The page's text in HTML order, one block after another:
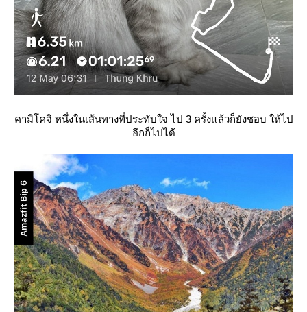
คามิโคจิ หนึ่งในเส้นทางที่ประทับใจ ไป 3 ครั้งแล้วก็ยังชอบ ให้ไป
อีกก็ไปได้